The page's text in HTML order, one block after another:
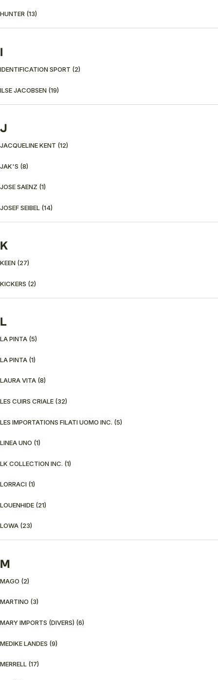
HUNTER (13)
I
IDENTIFICATION SPORT (2)
ILSE JACOBSEN (19)
J
JACQUELINE KENT (12)
JAK'S (8)
JOSE SAENZ (1)
JOSEF SEIBEL (14)
K
KEEN (27)
KICKERS (2)
L
LA PINTA (5)
LA PINTA (1)
LAURA VITA (8)
LES CUIRS CRIALE (32)
LES IMPORTATIONS FILATI UOMO INC. (5)
LINEA UNO (1)
LK COLLECTION INC. (1)
LORRACI (1)
LOUENHIDE (21)
LOWA (23)
M
MAGO (2)
MARTINO (3)
MARY IMPORTS (DIVERS) (6)
MEDIKE LANDES (9)
MERRELL (17)